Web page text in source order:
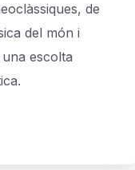
de
del món i
escolta